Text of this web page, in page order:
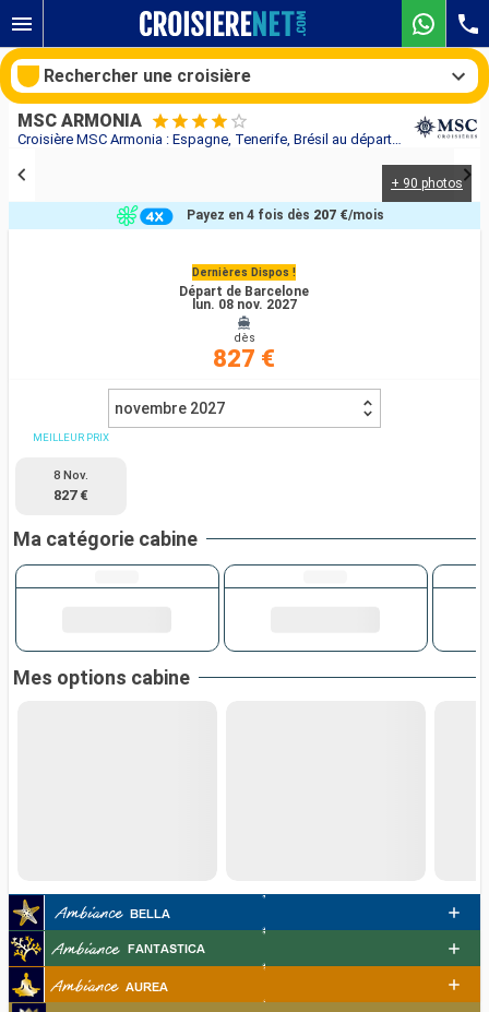
Croisière MSC Armonia : Espagne, Tenerife, Brésil au départ de Barcelone
MSC ARMONIA
+ 90 photos
Dernières Dispos !
Départ de Barcelone
lun. 08 nov. 2027
dès
827 €
Payez en 4 fois dès 207 €/mois
novembre 2027
MEILLEUR PRIX
8 Nov.
827 €
Ma catégorie cabine
Mes options cabine
Rechercher une croisière
Compagnies
Rechercher